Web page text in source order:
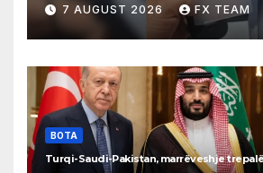
7 AUGUST 2026 FX TEAM
BOTA
Turqi-Saudi-Pakistan, marrëveshje